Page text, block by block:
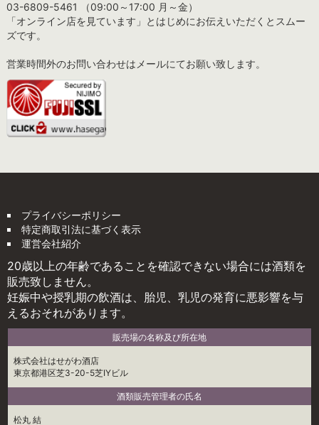
03-6809-5461 （09:00～17:00 月～金）
「オンライン店を見ています」とはじめにお伝えいただくとスムー
ズです。
営業時間外のお問い合わせはメールにてお願い致します。
プライバシーポリシー
特定商取引法に基づく表示
運営会社紹介
20歳以上の年齢であることを確認できない場合には酒類を
販売致しません。
妊娠中や授乳期の飲酒は、胎児、乳児の発育に悪影響を与
えるおそれがあります。
販売場の名称及び所在地
株式会社はせがわ酒店
東京都港区芝3-20-5芝IYビル
酒類販売管理者の氏名
松丸 結